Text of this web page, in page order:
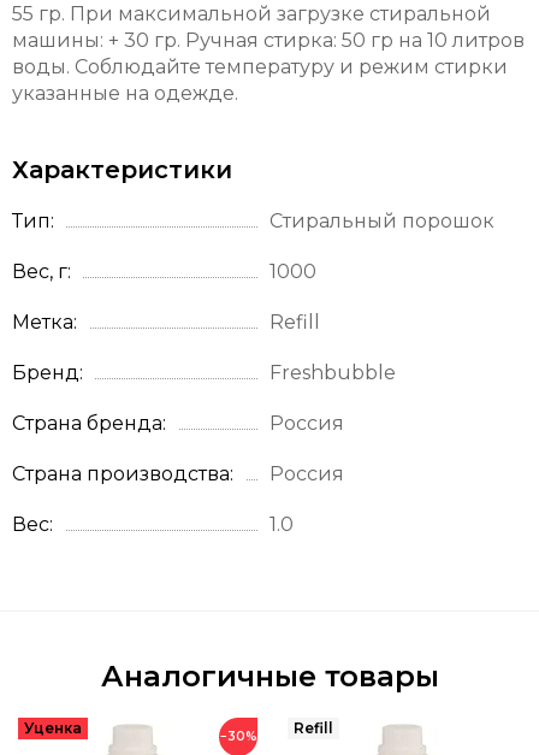
55 гр. При максимальной загрузке стиральной
машины: + 30 гр. Ручная стирка: 50 гр на 10 литров
воды. Соблюдайте температуру и режим стирки
указанные на одежде.
Характеристики
Тип Стиральный порошок
Вес, г 1000
Метка Refill
Бренд Freshbubble
Страна бренда Россия
Страна производства Россия
Вес 1.0
Аналогичные товары
−30%